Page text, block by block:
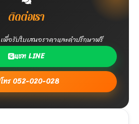
ติดต่อเรา
เพื่อรับใบเสนอราคาและคำปรึกษาฟรี
แชท LINE
โทร 052-020-028